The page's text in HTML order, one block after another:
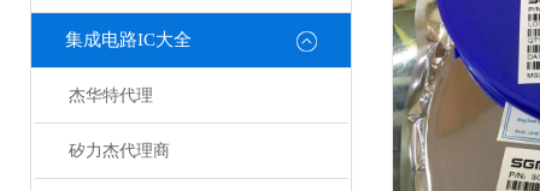
集成电路IC大全
杰华特代理
矽力杰代理商